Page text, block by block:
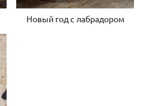
Новый год с лабрадором